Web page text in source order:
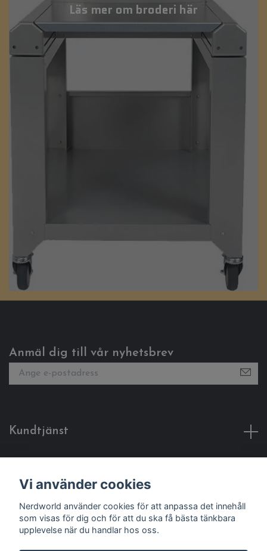
Läs mer om broderi här
Anmäl dig till vår nyhetsbrev
Kundtjänst
Sociala medier
Vi använder cookies
Nerdworld använder cookies för att anpassa det innehåll
som visas för dig och för att du ska få bästa tänkbara
upplevelse när du handlar hos oss.